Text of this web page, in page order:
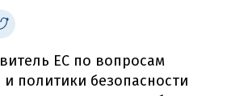
ЕС по вопросам
политики безопасности